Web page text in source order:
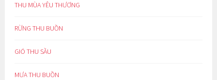
THU MÙA YÊU THƯƠNG
RỪNG THU BUỒN
GIÓ THU SẦU
MƯA THU BUỒN